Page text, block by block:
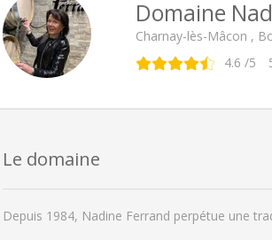
Domaine
Charnay-lès-Mâcon ,
4.6 /5
Le domaine
Depuis 1984, Nadine Ferrand perpétue une